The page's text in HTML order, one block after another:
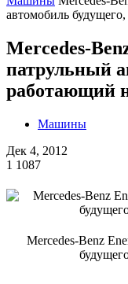
автомобиль
Mercedes-
патрульный
работающий
Машины
Дек 4, 2012
1 1087
Mercedes-Benz